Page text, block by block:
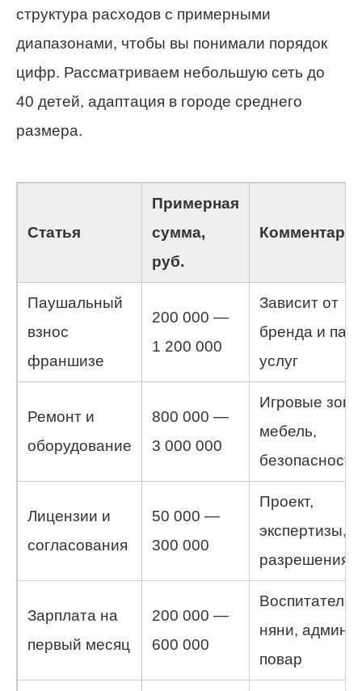
структура расходов с примерными
диапазонами, чтобы вы понимали порядок
цифр. Рассматриваем небольшую сеть до
40 детей, адаптация в городе среднего
размера.
Статья
Примерная
сумма,
руб.
Паушальный
взнос
франшизе
200 000 —
1 200 000
Зависит от
бренда и
услуг
Ремонт и
оборудование
800 000 —
3 000 000
Игровые
мебель,
безопасность
Лицензии и
согласования
50 000 —
300 000
Проект,
экспертизы,
разрешения
Зарплата на
первый месяц
200 000 —
600 000
Воспитатели,
няни, админ,
повар